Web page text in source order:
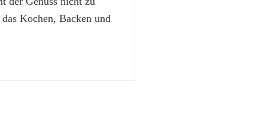
Kochen, Backen und